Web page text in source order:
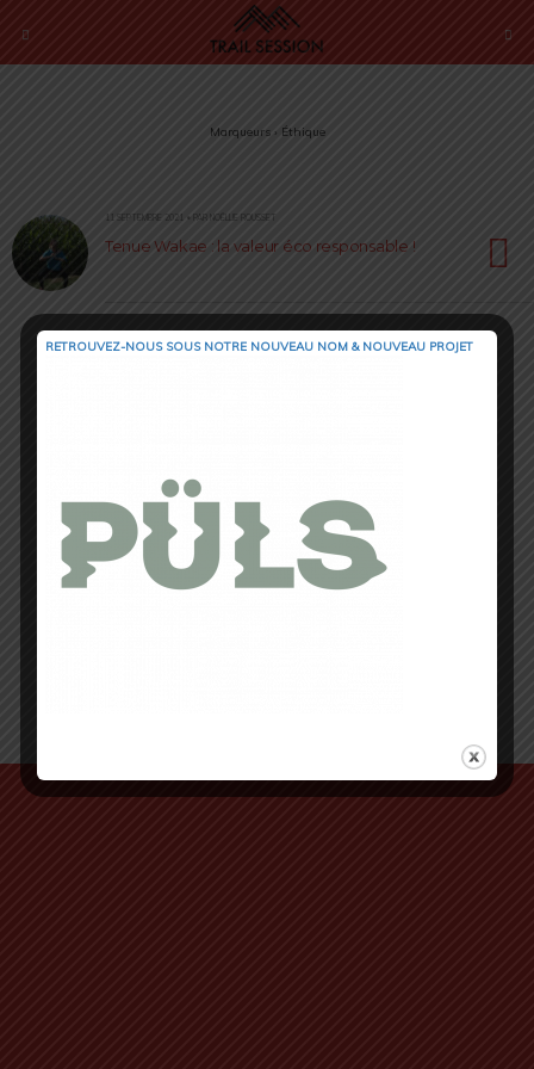
Marqueurs › Éthique
11 SEPTEMBRE 2021 • PAR NOËLLIE ROUSSET
Tenue Wakae : la valeur éco responsable !
RETROUVEZ-NOUS SOUS NOTRE NOUVEAU NOM & NOUVEAU PROJET